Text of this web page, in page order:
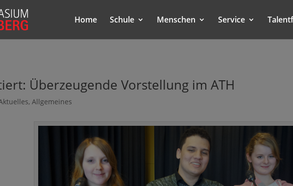
Home Schule Menschen Service
Überzeugende Vorstellung im ATH
, Allgemeines